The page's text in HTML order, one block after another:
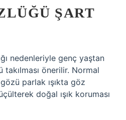
ŞART
nedenleriyle genç yaştan
önerilir. Normal
parlak ışıkta göz
doğal ışık koruması